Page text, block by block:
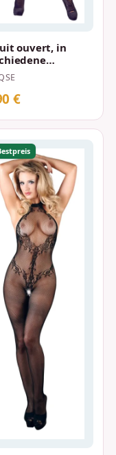
ouvert, in
und
Schwar…
€